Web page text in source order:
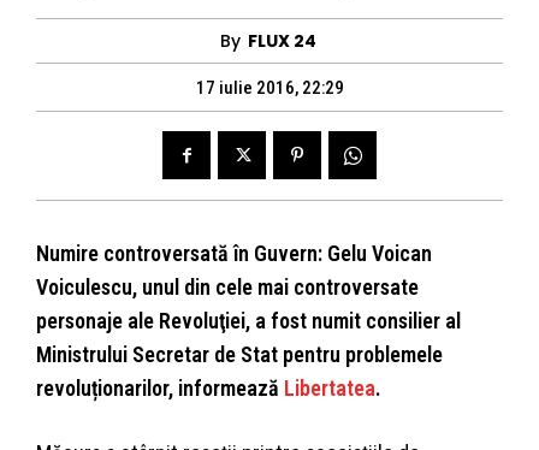
By FLUX 24
17 iulie 2016, 22:29
Numire controversată în Guvern: Gelu Voican
Voiculescu, unul din cele mai controversate
personaje ale Revoluţiei, a fost numit consilier al
Ministrului Secretar de Stat pentru problemele
revoluționarilor, informează Libertatea.